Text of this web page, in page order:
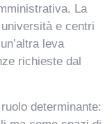
La
e centri
leva
richieste dal
determinante: